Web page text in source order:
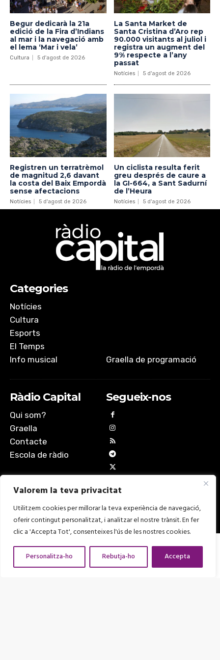
Valorem la teva privacitat
Utilitzem cookies per millorar la teva experiència de navegació,
oferir contingut personalitzat, i analitzar el nostre trànsit. En fer
clic a 'Accepta Tot', consenteixes l'ús de les nostres cookies.
Personalitza-ho Rebutja-ho Accepta
Begur dedicarà la 21a
edició de la Fira d’Indians
al mar i la navegació amb
el lema ‘Mar i vela’
Cultura 5 d'agost de 2026
La Santa Market de
Santa Cristina d’Aro rep
90.000 visitants al juliol i
registra un augment del
9% respecte a l’any
passat
Notícies 5 d'agost de 2026
Registren un terratrèmol
de magnitud 2,6 davant
la costa del Baix Empordà
sense afectacions
Notícies 5 d'agost de 2026
Un ciclista resulta ferit
greu després de caure a
la GI-664, a Sant Sadurní
de l’Heura
Notícies 5 d'agost de 2026
Categories
Notícies
Cultura
Esports
El Temps
Info musical
Graella de programació
Ràdio Capital
Qui som?
Graella
Contacte
Escola de ràdio
Segueix-nos